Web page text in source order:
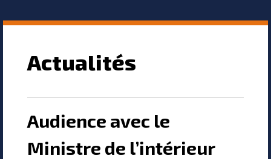
Actualités
Audience avec le
Ministre de l’intérieur